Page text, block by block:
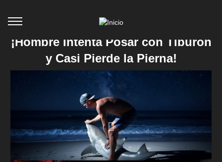
¡Hombre Intenta Posar con Tiburón
y Casi Pierde la Pierna!